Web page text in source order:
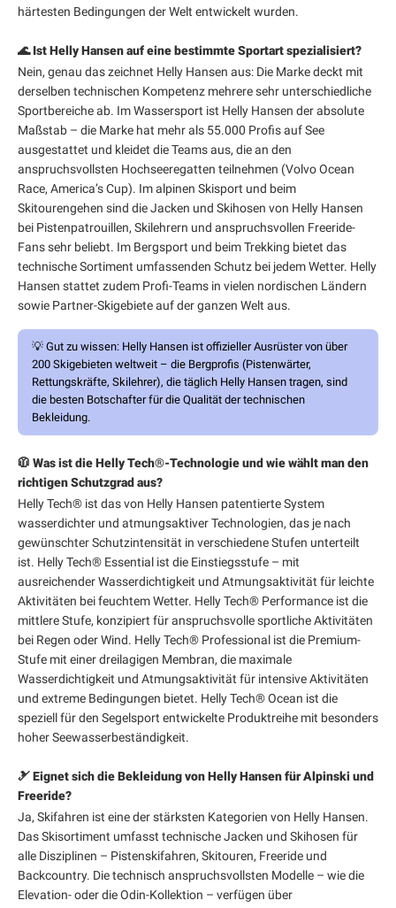
härtesten Bedingungen der Welt entwickelt wurden.
🌊 Ist Helly Hansen auf eine bestimmte Sportart spezialisiert?
Nein, genau das zeichnet Helly Hansen aus: Die Marke deckt mit
derselben technischen Kompetenz mehrere sehr unterschiedliche
Sportbereiche ab. Im Wassersport ist Helly Hansen der absolute
Maßstab – die Marke hat mehr als 55.000 Profis auf See
ausgestattet und kleidet die Teams aus, die an den
anspruchsvollsten Hochseeregatten teilnehmen (Volvo Ocean
Race, America’s Cup). Im alpinen Skisport und beim
Skitourengehen sind die Jacken und Skihosen von Helly Hansen
bei Pistenpatrouillen, Skilehrern und anspruchsvollen Freeride-
Fans sehr beliebt. Im Bergsport und beim Trekking bietet das
technische Sortiment umfassenden Schutz bei jedem Wetter. Helly
Hansen stattet zudem Profi-Teams in vielen nordischen Ländern
sowie Partner-Skigebiete auf der ganzen Welt aus.
💡 Gut zu wissen: Helly Hansen ist offizieller Ausrüster von über
200 Skigebieten weltweit – die Bergprofis (Pistenwärter,
Rettungskräfte, Skilehrer), die täglich Helly Hansen tragen, sind
die besten Botschafter für die Qualität der technischen
Bekleidung.
🧥 Was ist die Helly Tech®-Technologie und wie wählt man den
richtigen Schutzgrad aus?
Helly Tech® ist das von Helly Hansen patentierte System
wasserdichter und atmungsaktiver Technologien, das je nach
gewünschter Schutzintensität in verschiedene Stufen unterteilt
ist. Helly Tech® Essential ist die Einstiegsstufe – mit
ausreichender Wasserdichtigkeit und Atmungsaktivität für leichte
Aktivitäten bei feuchtem Wetter. Helly Tech® Performance ist die
mittlere Stufe, konzipiert für anspruchsvolle sportliche Aktivitäten
bei Regen oder Wind. Helly Tech® Professional ist die Premium-
Stufe mit einer dreilagigen Membran, die maximale
Wasserdichtigkeit und Atmungsaktivität für intensive Aktivitäten
und extreme Bedingungen bietet. Helly Tech® Ocean ist die
speziell für den Segelsport entwickelte Produktreihe mit besonders
hoher Seewasserbeständigkeit.
🎿 Eignet sich die Bekleidung von Helly Hansen für Alpinski und
Freeride?
Ja, Skifahren ist eine der stärksten Kategorien von Helly Hansen.
Das Skisortiment umfasst technische Jacken und Skihosen für
alle Disziplinen – Pistenskifahren, Skitouren, Freeride und
Backcountry. Die technisch anspruchsvollsten Modelle – wie die
Elevation- oder die Odin-Kollektion – verfügen über